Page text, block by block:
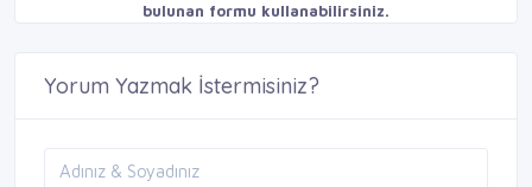
bulunan formu kullanabilirsiniz.
Yorum Yazmak İstermisiniz?